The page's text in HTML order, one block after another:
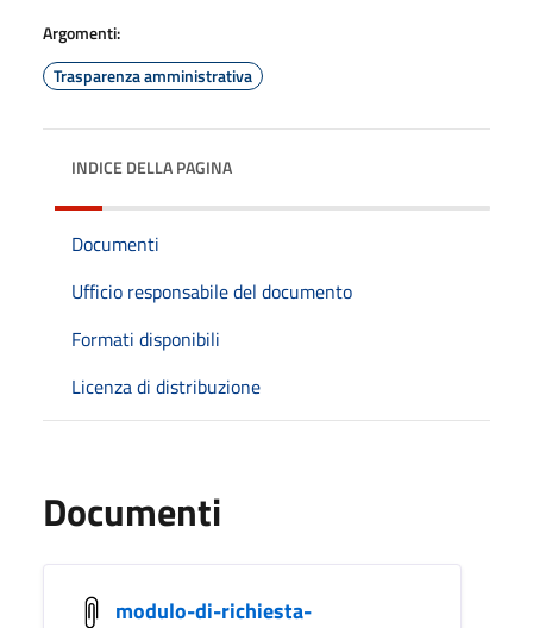
Argomenti:
Trasparenza amministrativa
INDICE DELLA PAGINA
Documenti
Ufficio responsabile del documento
Formati disponibili
Licenza di distribuzione
Documenti
modulo-di-richiesta-